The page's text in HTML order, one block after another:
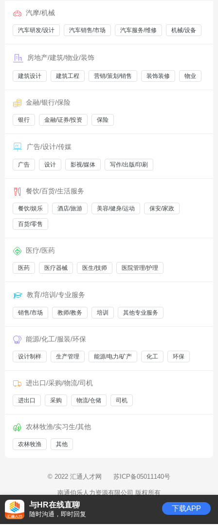
与HR在线直聊
随时沟通，即时回复
下载APP
汽摩/机械
汽车研发/设计 汽车销售/市场 汽车服务/维修 机械/设备
房地产/建筑/物业/装饰
建筑设计 建筑工程 营销/策划/销售 装饰装修 物业
金融/银行/保险
银行 金融/证券/投资 保险
广告/设计/传媒
广告 设计 影视/媒体 写作/出版/印刷
餐饮/百货/生活服务
餐饮/娱乐 酒店/旅游 美容/健身/运动 保安/家政
百货/零售
医疗/医药
医药 医疗器械 医生/技师 医院管理/护理
教育/培训/专业服务
销售/市场 教师/教务 培训 其他专业服务
能源/化工/服装/环保
设计制样 生产管理 能源/电力/矿产 化工 环保
进出口/采购/物流/司机
进出口 采购 物流/仓储 司机
农林牧渔/实习生/其他
农林牧渔 其他
© 2022 汇通人才网 苏ICP备05011140号
南通伯乐人力资源有限公司 版权所有